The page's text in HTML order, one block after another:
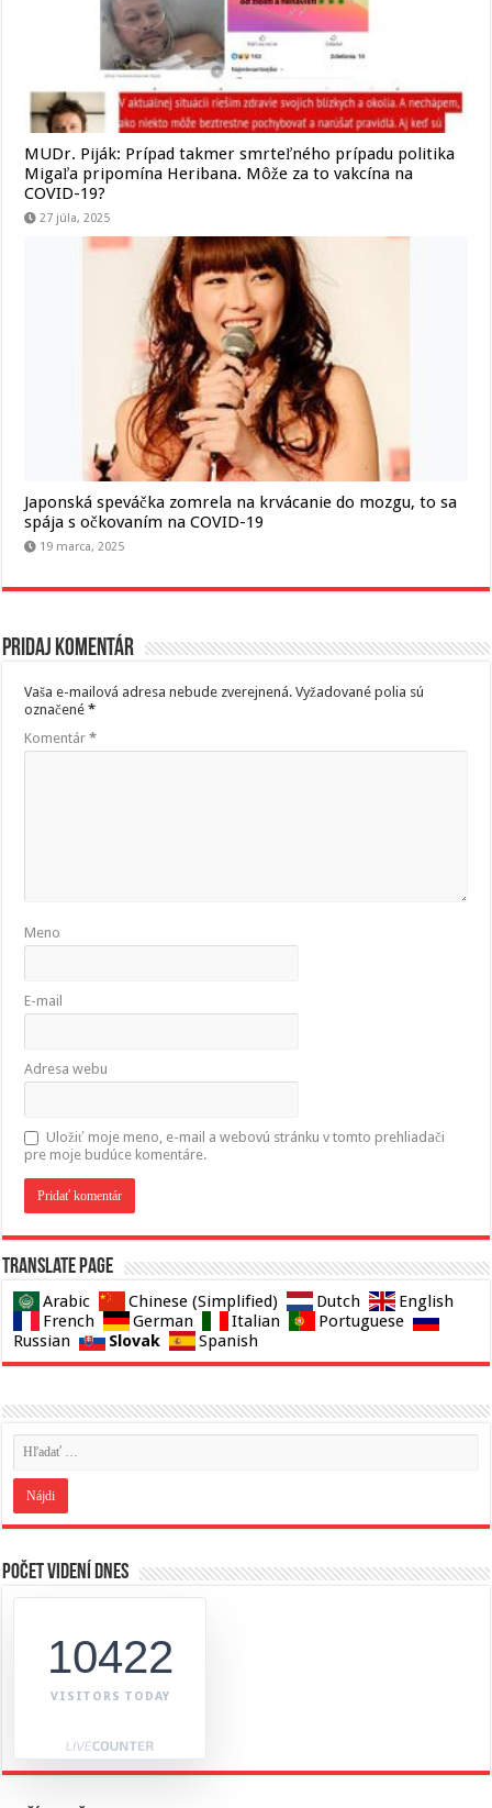
MUDr. Piják: Prípad takmer smrteľného prípadu politika
Migaľa pripomína Heribana. Môže za to vakcína na
COVID-19?
27 júla, 2025
Japonská speváčka zomrela na krvácanie do mozgu, to sa
spája s očkovaním na COVID-19
19 marca, 2025
Pridaj komentár
Vaša e-mailová adresa nebude zverejnená. Vyžadované polia sú
označené*
Komentár*
Meno
E-mail
Adresa webu
Uložiť moje meno, e-mail a webovú stránku v tomto prehliadači
pre moje budúce komentáre.
Translate page
Arabic Chinese (Simplified) Dutch
English
French
German Italian
Portuguese
Russian
Slovak Spanish
Počet videní dnes
10422
VISITORS TODAY